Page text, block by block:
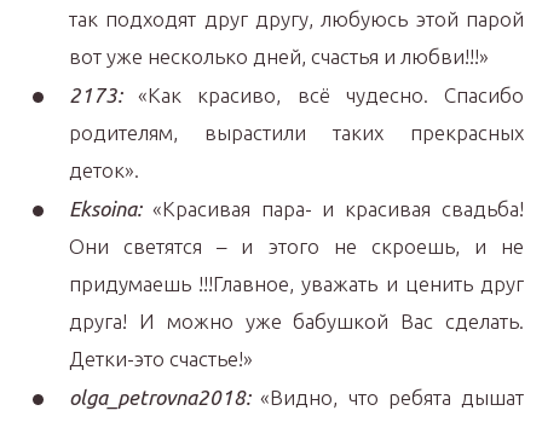
так подходят друг другу, любуюсь этой парой
вот уже несколько дней, счастья и любви!!!»
2173:«Как красиво, всё чудесно. Спасибо
родителям, вырастили таких прекрасных
деток».
Eksoina:«Красивая пара- и красивая свадьба!
Они светятся – и этого не скроешь, и не
придумаешь !!!Главное, уважать и ценить друг
друга! И можно уже бабушкой Вас сделать.
Детки-это счастье!»
olga_petrovna2018:«Видно, что ребята дышат